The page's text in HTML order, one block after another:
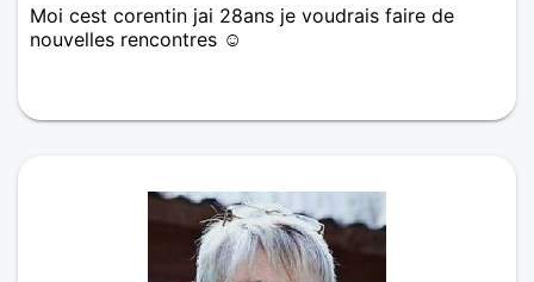
Moi cest corentin jai 28ans je voudrais faire de
nouvelles rencontres ☺️